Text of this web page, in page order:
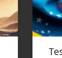
Índice